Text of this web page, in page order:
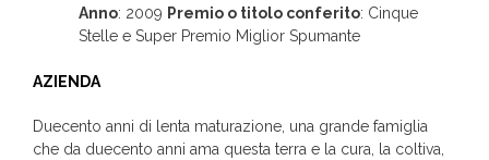
Anno: 2009 Premio o titolo conferito: Cinque
Stelle e Super Premio Miglior Spumante
AZIENDA
Duecento anni di lenta maturazione, una grande famiglia
che da duecento anni ama questa terra e la cura, la coltiva,